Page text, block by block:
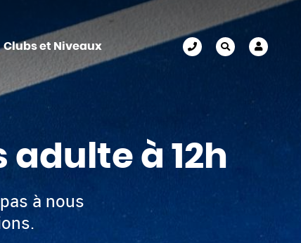
Clubs et Niveaux
à 12h
à nous